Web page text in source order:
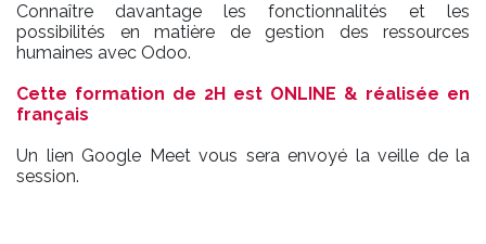
Connaître davantage les fonctionnalités et les
possibilités en matière de gestion des ressources
humaines avec Odoo.
Cette formation de 2H est ONLINE & réalisée en
français
Un lien Google Meet vous sera envoyé la veille de la
session.